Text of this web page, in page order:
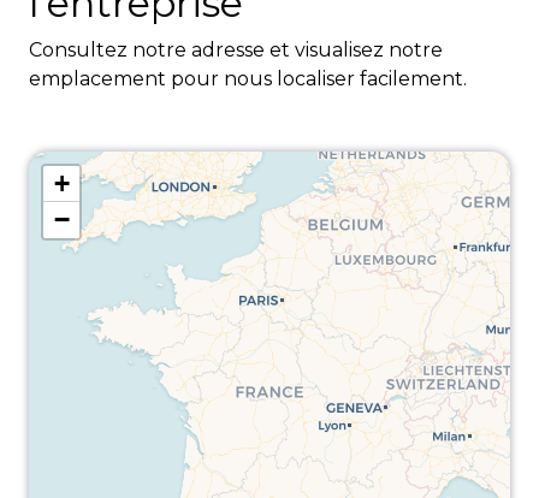
Consultez notre adresse et visualisez notre
emplacement pour nous localiser facilement.
+
−